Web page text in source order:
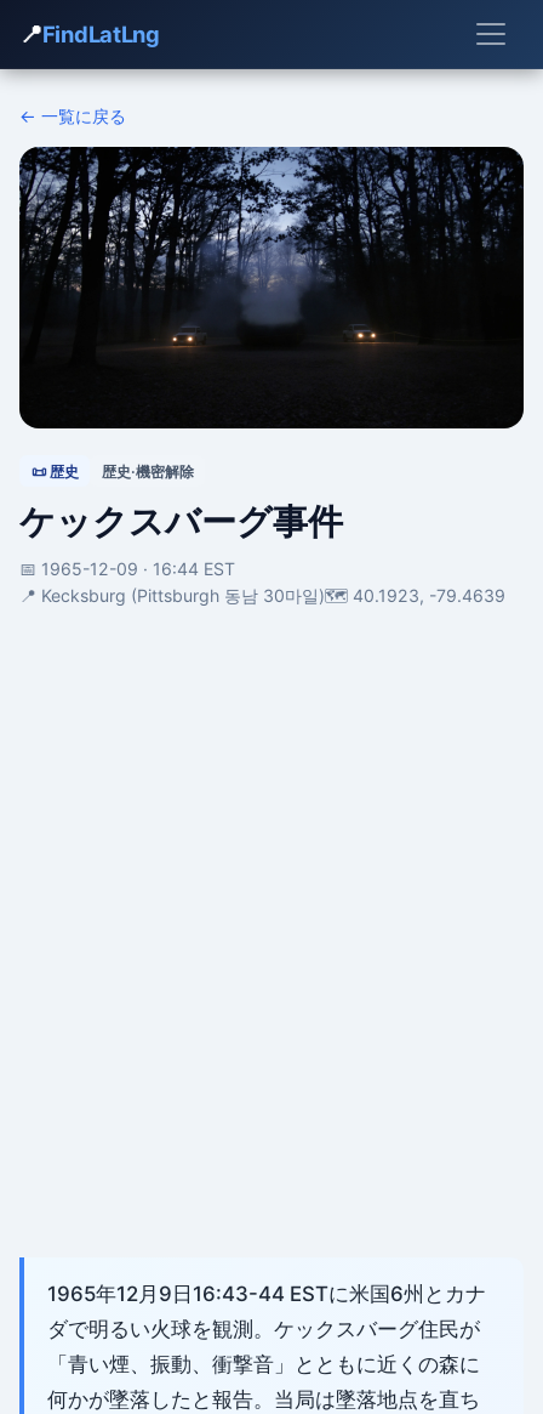
📍FindLatLng
← 一覧に戻る
📜 歴史 歴史·機密解除
ケックスバーグ事件
📅 1965-12-09 · 16:44 EST
📍 Kecksburg (Pittsburgh 동남 30마일)🗺️ 40.1923, -79.4639
1965年12月9日16:43-44 ESTに米国6州とカナ
ダで明るい火球を観測。ケックスバーグ住民が
「青い煙、振動、衝撃音」とともに近くの森に
何かが墜落したと報告。当局は墜落地点を直ち